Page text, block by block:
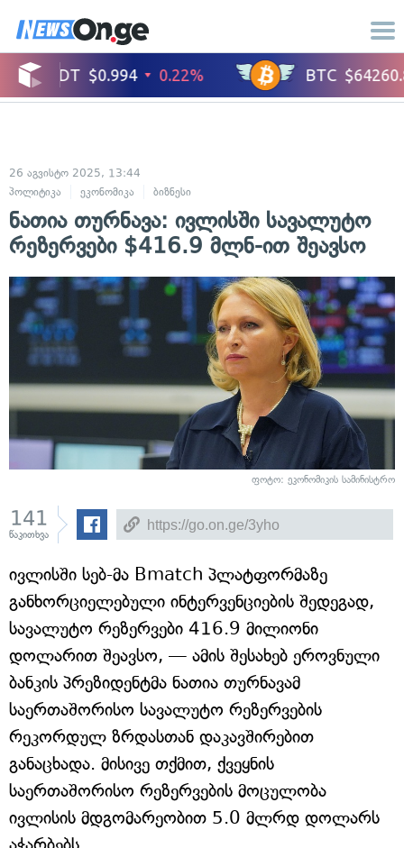
26 აგვისტო 2025, 13:44
პოლიტიკა
ეკონომიკა ბიზნესი
ნათია თურნავა: ივლისში სავალუტო
რეზერვები $416.9 მლნ-ით შეავსო
ფოტო: ეკონომიკის სამინისტრო
141
წაკითხვა
ივლისში სებ-მა Bmatch პლატფორმაზე
განხორციელებული ინტერვენციების შედეგად,
სავალუტო რეზერვები 416.9 მილიონი
დოლარით შეავსო, — ამის შესახებ ეროვნული
ბანკის პრეზიდენტმა ნათია თურნავამ
საერთაშორისო სავალუტო რეზერვების
რეკორდულ ზრდასთან დაკავშირებით
განაცხადა. მისივე თქმით, ქვეყნის
საერთაშორისო რეზერვების მოცულობა
ივლისის მდგომარეობით 5.0 მლრდ დოლარს